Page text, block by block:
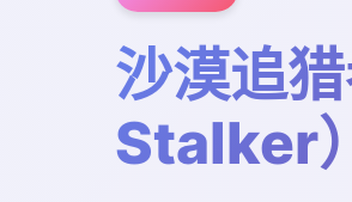
沙漠追
Stalker）